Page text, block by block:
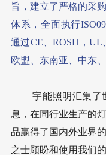
旨，建立了严格的采
体系，全面执行
通过CE、ROSH，UL
欧盟、东南亚、中东
宇能照明汇集了世
息，在同行业生产的
品赢得了国内外业界
之士顾盼和使用我们